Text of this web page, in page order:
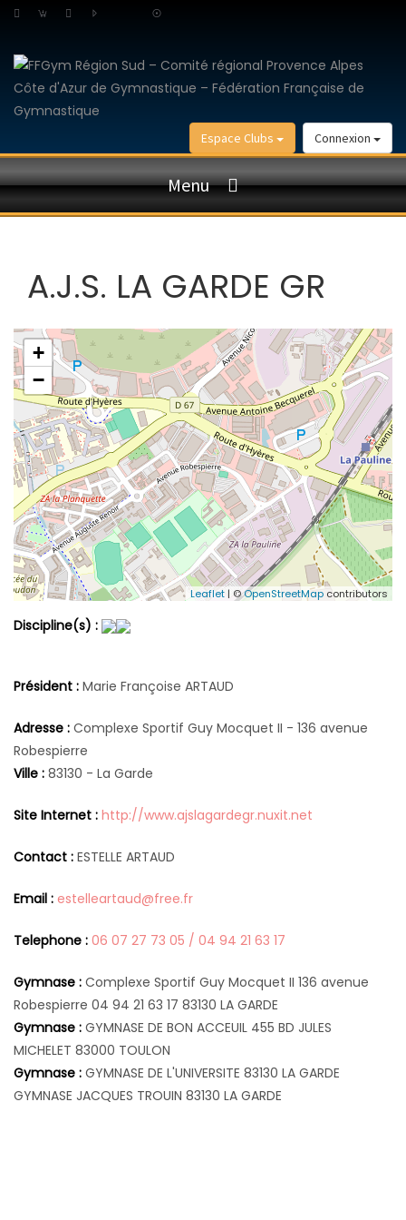
Connexion
Espace Clubs
Menu
A.J.S. LA GARDE GR
+
−
Leaflet| ©OpenStreetMap contributors
Discipline(s) :
Président : Marie Françoise ARTAUD
Adresse : Complexe Sportif Guy Mocquet II - 136 avenue
Robespierre
Ville : 83130 - La Garde
Site Internet : http://www.ajslagardegr.nuxit.net
Contact : ESTELLE ARTAUD
Email : estelleartaud@free.fr
Telephone : 06 07 27 73 05 / 04 94 21 63 17
Gymnase : Complexe Sportif Guy Mocquet II 136 avenue
Robespierre 04 94 21 63 17 83130 LA GARDE
Gymnase : GYMNASE DE BON ACCEUIL 455 BD JULES
MICHELET 83000 TOULON
Gymnase : GYMNASE DE L'UNIVERSITE 83130 LA GARDE
GYMNASE JACQUES TROUIN 83130 LA GARDE